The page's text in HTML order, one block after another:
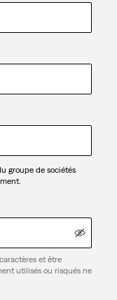
groupe de sociétés
et être
utilisés ou risqués ne